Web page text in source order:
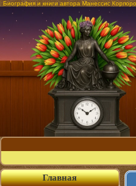
Биография и книги автора Манессис
Главная